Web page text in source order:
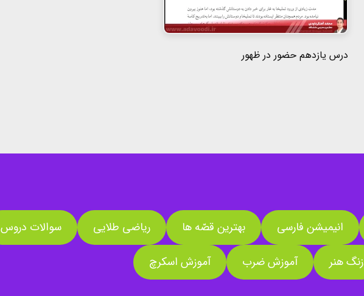
درس یازدهم حضور در ظهور
انیمیشن فارسی بهترین قصّه ها ریاضی طلایی سوالات دروس
زنگ هنر آموزش ضرب آموزش اسکرچ